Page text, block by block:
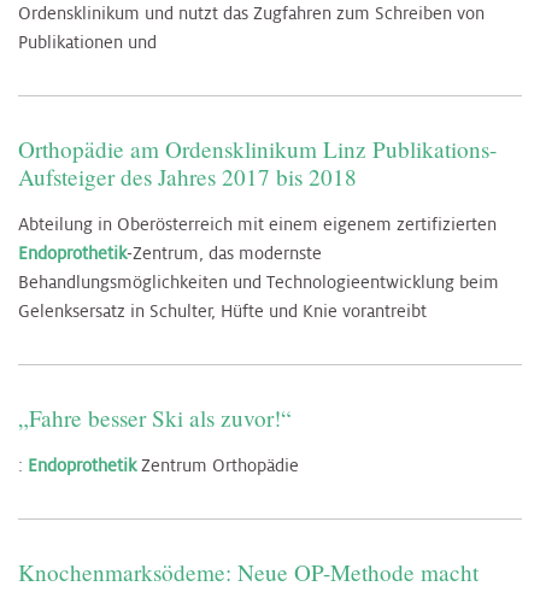
Ordensklinikum und nutzt das Zugfahren zum Schreiben von
Publikationen und
Orthopädie am Ordensklinikum Linz Publikations-
Aufsteiger des Jahres 2017 bis 2018
Abteilung in Oberösterreich mit einem eigenem zertifizierten
Endoprothetik-Zentrum, das modernste
Behandlungsmöglichkeiten und Technologieentwicklung beim
Gelenksersatz in Schulter, Hüfte und Knie vorantreibt
„Fahre besser Ski als zuvor!“
: EndoprothetikZentrum Orthopädie
Knochenmarksödeme: Neue OP-Methode macht